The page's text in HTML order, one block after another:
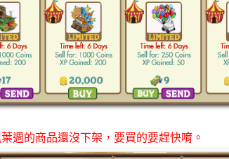
週的商品還沒下架，要買的要趕快唷。